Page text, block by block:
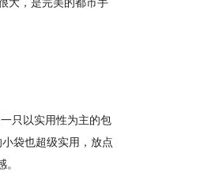
只以实用性为主的包
袋也超级实用，放点